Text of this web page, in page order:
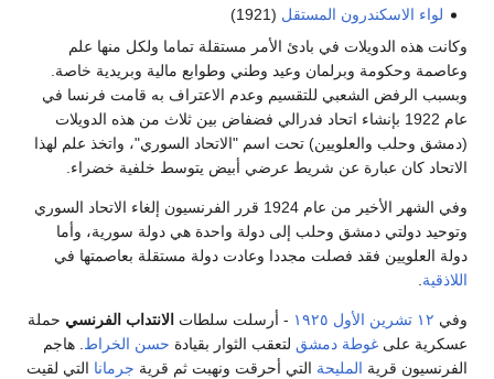
لواء الاسكندرون المستقل (1921)
وكانت هذه الدويلات في بادئ الأمر مستقلة تماما ولكل منها علم
وعاصمة وحكومة وبرلمان وعيد وطني وطوابع مالية وبريدية خاصة.
وبسبب الرفض الشعبي للتقسيم وعدم الاعتراف به قامت فرنسا في
عام 1922 بإنشاء اتحاد فدرالي فضفاض بين ثلاث من هذه الدويلات
(دمشق وحلب والعلويين) تحت اسم "الاتحاد السوري"، واتخذ علم لهذا
الاتحاد كان عبارة عن شريط عرضي أبيض يتوسط خلفية خضراء.
وفي الشهر الأخير من عام 1924 قرر الفرنسيون إلغاء الاتحاد السوري
وتوحيد دولتي دمشق وحلب إلى دولة واحدة هي دولة سورية، وأما
دولة العلويين فقد فصلت مجددا وعادت دولة مستقلة بعاصمتها في
اللاذقية
وفي ١٢ تشرين الأول ١٩٢٥ - أرسلت سلطات الانتداب الفرنسي حملة
عسكرية على غوطة دمشق لتعقب الثوار بقيادة حسن الخراط . هاجم
الفرنسيون قرية المليحة التي أحرقت ونهبت ثم قرية جرمانا التي لقيت